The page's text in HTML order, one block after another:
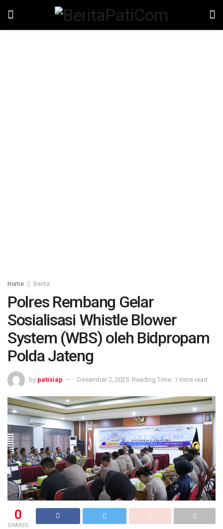
Home Berita
Polres Rembang Gelar
Sosialisasi Whistle Blower
System (WBS) oleh Bidpropam
Polda Jateng
by patisiap Desember 2, 2025 Reading Time: 1 mins read
0
SHARES